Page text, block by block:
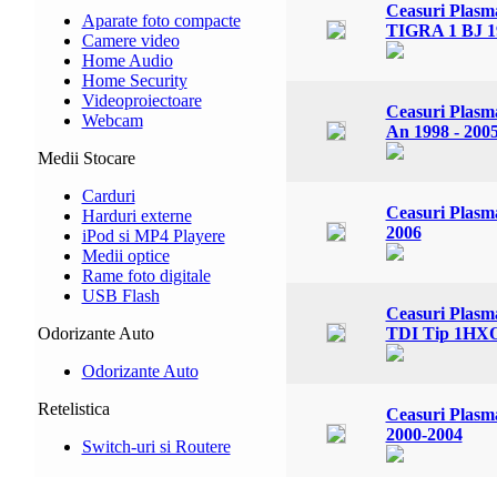
Aparate foto compacte
Camere video
Home Audio
Home Security
Videoproiectoare
Webcam
Medii Stocare
Carduri
Harduri externe
iPod si MP4 Playere
Medii optice
Rame foto digitale
USB Flash
Odorizante Auto
Odorizante Auto
Retelistica
Switch-uri si Routere
Ceasuri
TIGRA 1 BJ
Ceasuri
An 1998 -
Ceasuri
2006
Ceasuri
TDI Tip
Ceasuri
2000-2004